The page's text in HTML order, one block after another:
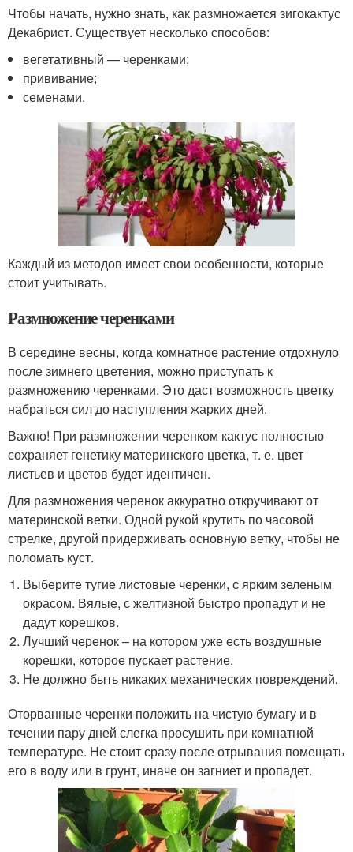
Чтобы начать, нужно знать, как размножается зигокактус
Декабрист. Существует несколько способов:
вегетативный — черенками;
прививание;
семенами.
Каждый из методов имеет свои особенности, которые
стоит учитывать.
Размножение черенками
В середине весны, когда комнатное растение отдохнуло
после зимнего цветения, можно приступать к
размножению черенками. Это даст возможность цветку
набраться сил до наступления жарких дней.
Важно! При размножении черенком кактус полностью
сохраняет генетику материнского цветка, т. е. цвет
листьев и цветов будет идентичен.
Для размножения черенок аккуратно откручивают от
материнской ветки. Одной рукой крутить по часовой
стрелке, другой придерживать основную ветку, чтобы не
поломать куст.
Выберите тугие листовые черенки, с ярким зеленым
окрасом. Вялые, с желтизной быстро пропадут и не
дадут корешков.
Лучший черенок – на котором уже есть воздушные
корешки, которое пускает растение.
Не должно быть никаких механических повреждений.
Оторванные черенки положить на чистую бумагу и в
течении пару дней слегка просушить при комнатной
температуре. Не стоит сразу после отрывания помещать
его в воду или в грунт, иначе он загниет и пропадет.